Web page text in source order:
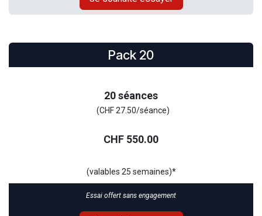
Pack 20
20 séances
(CHF 27.50/séance)
CHF 550.00
(valables 25 semaines)*
Essai offert sans engagement